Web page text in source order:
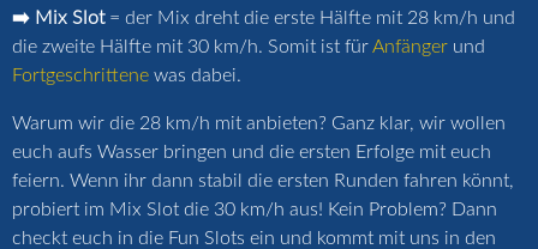
➡️ Mix Slot= der Mix dreht die erste Hälfte mit 28 km/h und
die zweite Hälfte mit 30 km/h. Somit ist fürAnfänger und
Fortgeschrittene was dabei.
Warum wir die 28 km/h mit anbieten? Ganz klar, wir wollen
euch aufs Wasser bringen und die ersten Erfolge mit euch
feiern. Wenn ihr dann stabil die ersten Runden fahren könnt,
probiert im Mix Slot die 30 km/h aus! Kein Problem? Dann
checkt euch in die Fun Slots ein und kommt mit uns in den